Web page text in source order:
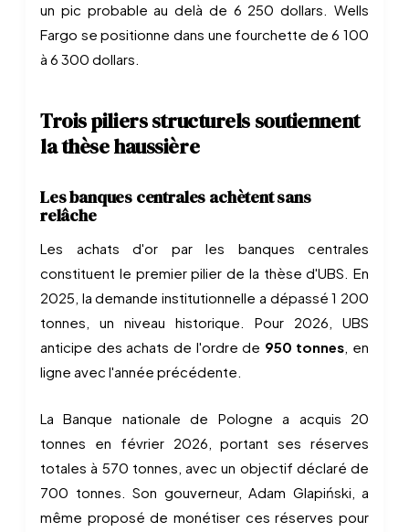
un pic probable au delà de 6 250 dollars. Wells
Fargo se positionne dans une fourchette de 6 100
à 6 300 dollars.
Trois piliers structurels soutiennent
la thèse haussière
Les banques centrales achètent sans
relâche
Les achats d'or par les banques centrales
constituent le premier pilier de la thèse d'UBS. En
2025, la demande institutionnelle a dépassé 1 200
tonnes, un niveau historique. Pour 2026, UBS
anticipe des achats de l'ordre de 950 tonnes, en
ligne avec l'année précédente.
La Banque nationale de Pologne a acquis 20
tonnes en février 2026, portant ses réserves
totales à 570 tonnes, avec un objectif déclaré de
700 tonnes. Son gouverneur, Adam Glapiński, a
même proposé de monétiser ces réserves pour